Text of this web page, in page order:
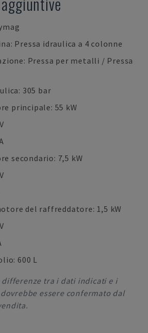
Pressa idraulica a 4 colonne
Pressa per metalli / Pressa
305 bar
principale: 55 kW
secondario: 7,5 kW
del raffreddatore: 1,5 kW
600 L
differenze tra i dati indicati e i
essere confermato dal